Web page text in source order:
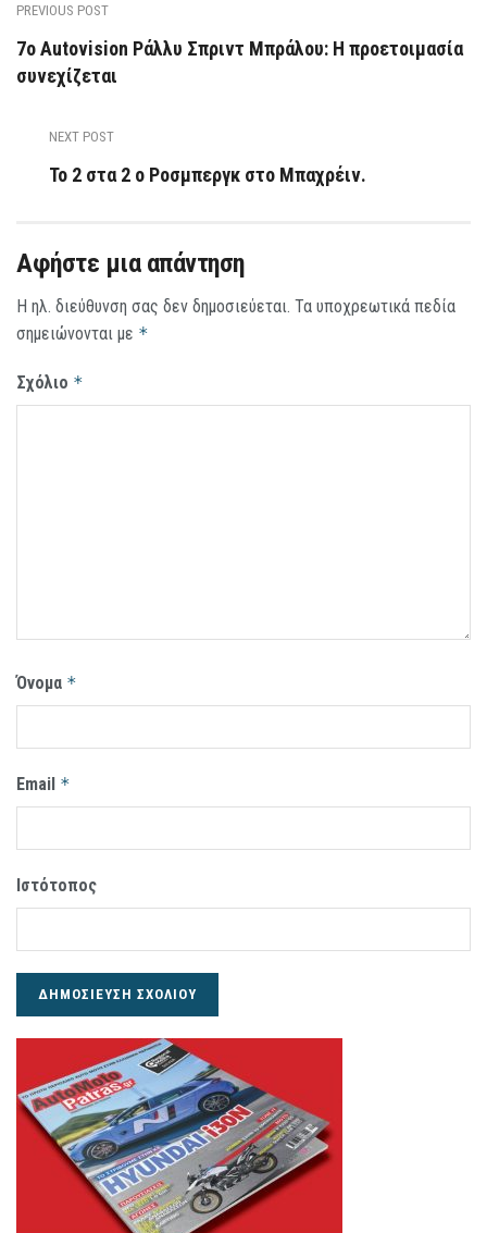
PREVIOUS POST
7ο Autovision Ράλλυ Σπριντ Μπράλου: Η προετοιμασία
συνεχίζεται
NEXT POST
Το 2 στα 2 ο Ροσμπεργκ στο Μπαχρέιν.
Αφήστε μια απάντηση
Η ηλ. διεύθυνση σας δεν δημοσιεύεται. Τα υποχρεωτικά πεδία
σημειώνονται με *
Σχόλιο *
Όνομα *
Email *
Ιστότοπος